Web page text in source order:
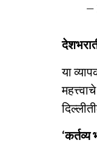
—
या
‘कर्तव्य